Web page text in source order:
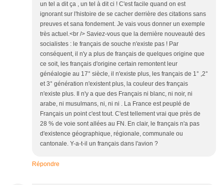
un tel a dit ça , un tel à dit ci ! C'est facile quand on est
ignorant sur l'histoire de se cacher derrière des citations sans
preuves et sana fondement. Je vais vous donner un exemple
très actuel.<br /> Saviez-vous que la dernière nouveauté des
socialistes : le français de souche n'existe pas ! Par
conséquent, il n'y a plus de français de quelques origine que
ce soit, les français d'origine certain remontent leur
généalogie au 17° siècle, il n'existe plus, les français de 1° ,2°
et 3° génération n'existent plus, la couleur des français
n'existe plus. Il n'y a que des Français ni blanc, ni noir, ni
arabe, ni musulmans, ni, ni ni . La France est peuplé de
Français un point c'est tout. C'est tellement vrai que près de
28 % de voie sont allées au FN. En clair, le français n'a pas
d'existence géographique, régionale, communale ou
cantonale. Y-a-t-il un français dans l'avion ?
Répondre